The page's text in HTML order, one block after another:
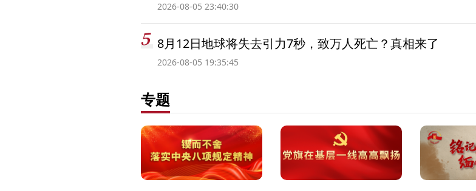
2026-08-05 23:40:30
8月12日地球将失去引力7秒，致万人死亡？真相来了
2026-08-05 19:35:45
专题